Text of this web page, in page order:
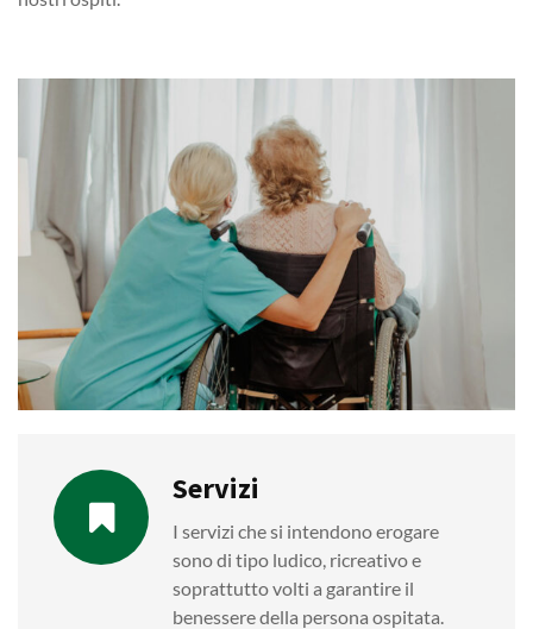
Servizi
I servizi che si intendono erogare
sono di tipo ludico, ricreativo e
soprattutto volti a garantire il
benessere della persona ospitata.